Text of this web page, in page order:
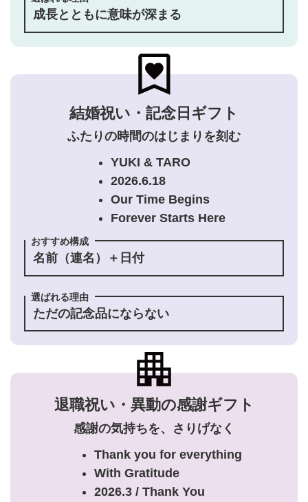
成長とともに意味が深まる
結婚祝い・記念日ギフト
ふたりの時間のはじまりを刻む
YUKI & TARO
2026.6.18
Our Time Begins
Forever Starts Here
おすすめ構成
名前（連名）＋日付
選ばれる理由
ただの記念品にならない
退職祝い・異動の感謝ギフト
感謝の気持ちを、さりげなく
Thank you for everything
With Gratitude
2026.3 / Thank You